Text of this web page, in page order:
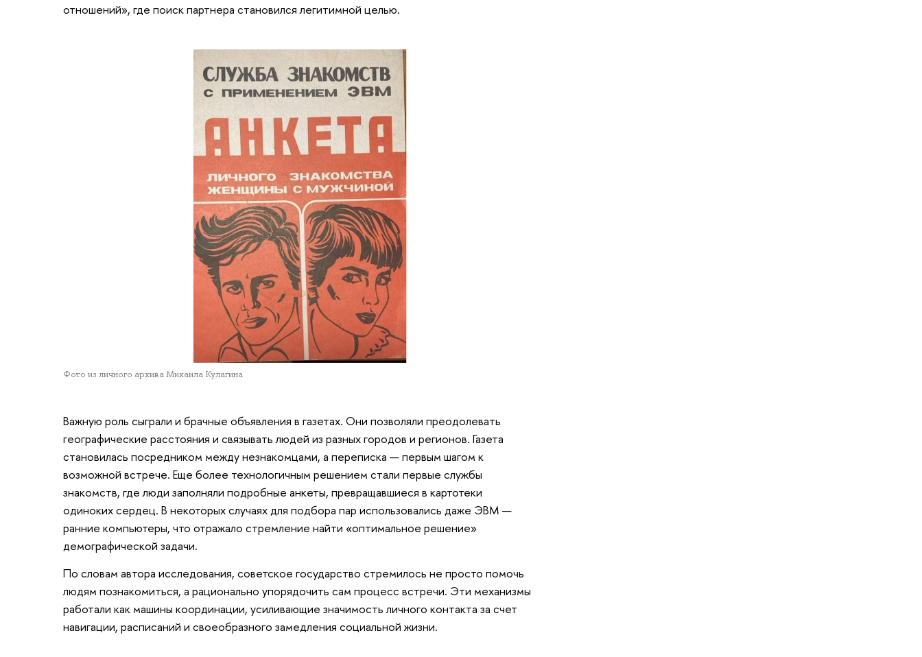
отношений», где поиск партнера становился легитимной целью.
Фото из личного архива Михаила Кулагина
Важную роль сыграли и брачные объявления в газетах. Они позволяли преодолевать
географические расстояния и связывать людей из разных городов и регионов. Газета
становилась посредником между незнакомцами, а переписка — первым шагом к
возможной встрече. Еще более технологичным решением стали первые службы
знакомств, где люди заполняли подробные анкеты, превращавшиеся в картотеки
одиноких сердец. В некоторых случаях для подбора пар использовались даже ЭВМ —
ранние компьютеры, что отражало стремление найти «оптимальное решение»
демографической задачи.
По словам автора исследования, советское государство стремилось не просто помочь
людям познакомиться, а рационально упорядочить сам процесс встречи. Эти механизмы
работали как машины координации, усиливающие значимость личного контакта за счет
навигации, расписаний и своеобразного замедления социальной жизни.